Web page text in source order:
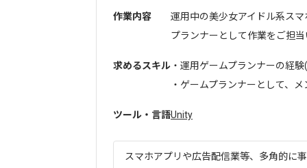
作業内容
運用中の美少女アイドル系ス
プランナーとして作業をご担当
求めるスキル ・運用ゲームプランナーの経
・ゲームプランナーとして、メ
ツール・言語Unity
スマホアプリや広告配信業等、多角的に